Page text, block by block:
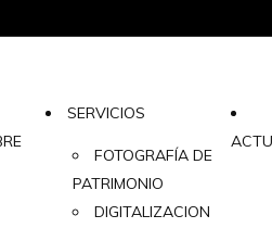
SERVICIOS
FOTOGRAFÍA DE
PATRIMONIO
DIGITALIZACION